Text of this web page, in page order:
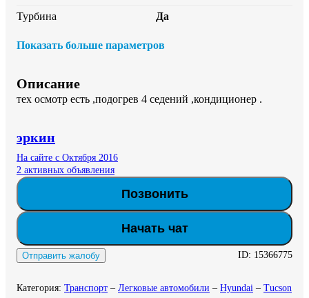
Турбина
Да
Показать больше параметров
Описание
тех осмотр есть ,подогрев 4 седений ,кондиционер .
эркин
На сайте с Октября 2016
2 активных объявления
Позвонить
Начать чат
Отправить жалобу ID: 15366775
Категория: Транспорт – Легковые автомобили – Hyundai – Tucson